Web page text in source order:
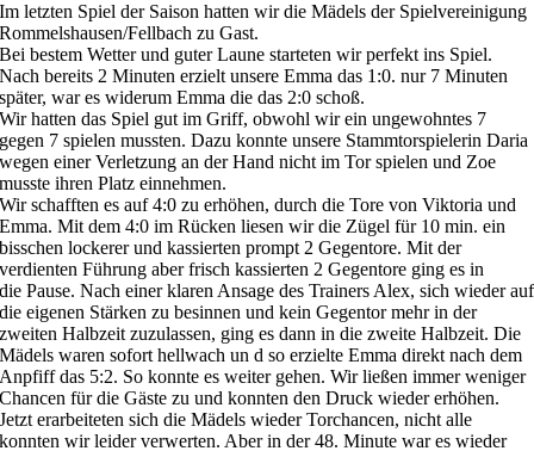
Im letzten Spiel der Saison hatten wir die Mädels der Spielvereinigung
Rommelshausen/Fellbach zu Gast.
Bei bestem Wetter und guter Laune starteten wir perfekt ins Spiel.
Nach bereits 2 Minuten erzielt unsere Emma das 1:0. nur 7 Minuten
später, war es widerum Emma die das 2:0 schoß.
Wir hatten das Spiel gut im Griff, obwohl wir ein ungewohntes 7
gegen 7 spielen mussten. Dazu konnte unsere Stammtorspielerin Daria
wegen einer Verletzung an der Hand nicht im Tor spielen und Zoe
musste ihren Platz einnehmen.
Wir schafften es auf 4:0 zu erhöhen, durch die Tore von Viktoria und
Emma. Mit dem 4:0 im Rücken liesen wir die Zügel für 10 min. ein
bisschen lockerer und kassierten prompt 2 Gegentore. Mit der
verdienten Führung aber frisch kassierten 2 Gegentore ging es in
die Pause. Nach einer klaren Ansage des Trainers Alex, sich wieder auf
die eigenen Stärken zu besinnen und kein Gegentor mehr in der
zweiten Halbzeit zuzulassen, ging es dann in die zweite Halbzeit. Die
Mädels waren sofort hellwach un d so erzielte Emma direkt nach dem
Anpfiff das 5:2. So konnte es weiter gehen. Wir ließen immer weniger
Chancen für die Gäste zu und konnten den Druck wieder erhöhen.
Jetzt erarbeiteten sich die Mädels wieder Torchancen, nicht alle
konnten wir leider verwerten. Aber in der 48. Minute war es wieder